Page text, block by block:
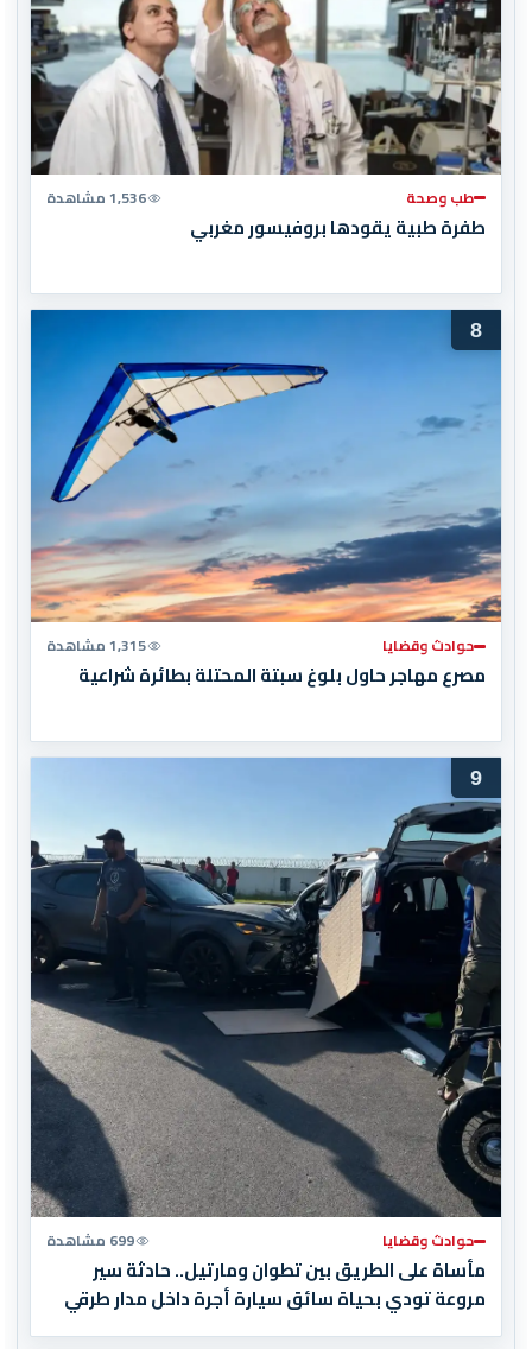
طب وصحة 1,536 مشاهدة
طفرة طبية يقودها بروفيسور مغربي
8
حوادث وقضايا 1,315 مشاهدة
مصرع مهاجر حاول بلوغ سبتة المحتلة بطائرة شراعية
9
حوادث وقضايا 699 مشاهدة
مأساة على الطريق بين تطوان ومارتيل.. حادثة سير
مروعة تودي بحياة سائق سيارة أجرة داخل مدار طرقي